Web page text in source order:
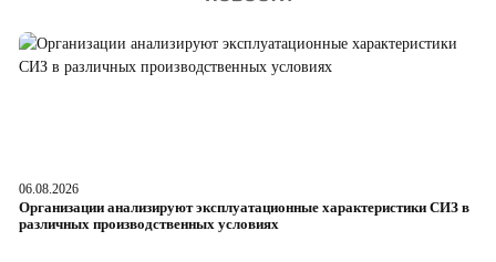
06.08.2026
Организации анализируют эксплуатационные характеристики СИЗ в
различных производственных условиях